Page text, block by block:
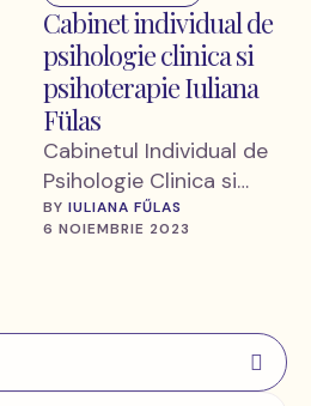
Cabinet individual de
psihologie clinica si
psihoterapie Iuliana
Fülas
Cabinetul Individual de
Psihologie Clinica si
Psihoterapie Iuliana
Fűlas iti ofera: -
Examen …
BY IULIANA FŰLAS
6 NOIEMBRIE 2023